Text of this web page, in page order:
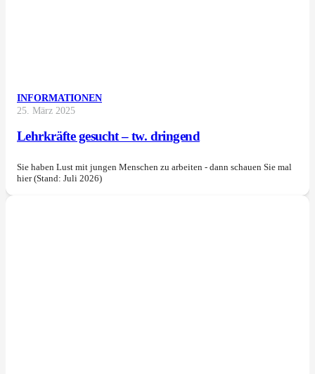
INFORMATIONEN
25. März 2025
Lehrkräfte gesucht – tw. dringend
Sie haben Lust mit jungen Menschen zu arbeiten - dann schauen Sie mal
hier (Stand: Juli 2026)